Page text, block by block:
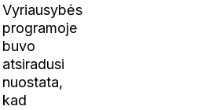
Vyriausybės
programoje
buvo
atsiradusi
nuostata,
kad